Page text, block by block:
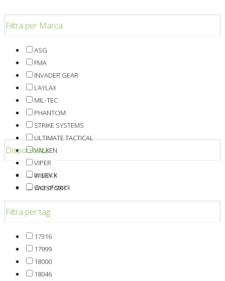
Filtra per Marca
ASG
FMA
INVADER GEAR
LAYLAX
MIL-TEC
PHANTOM
STRIKE SYSTEMS
ULTIMATE TACTICAL
VALKEN
VIPER
WILEY X
WOSPORT
Disponibilità
In stock
Out of stock
Filtra per tag
17316
17999
18000
18046